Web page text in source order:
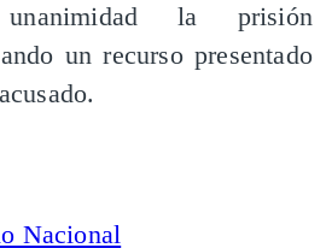
la prisión
un recurso presentado
Nacional